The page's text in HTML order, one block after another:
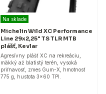
Na sklade
Michelin Wild XC Performance
Line 29x2,25" TS TLR MTB
plášť, Kevlar
Agresívny plášť XC na rekreáciu,
mäkký až blatistý terén, vysoká
priľnavosť, zmes Gum-X, hmotnosť
775 g, hustota 3x60 TPI.